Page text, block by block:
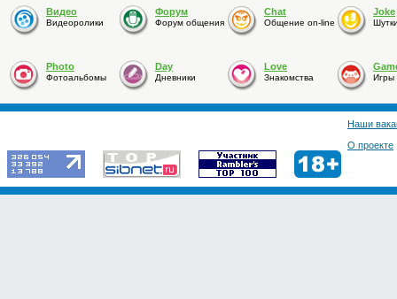
Видео
Видеоролики
Форум
Форум общения
Chat
Общение on-line
Joke
Photo
Фотоальбомы
Day
Дневники
Love
Знакомства Игры
Наши
О проекте